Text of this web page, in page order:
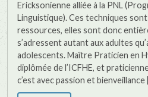
Ericksonienne alliée à la PNL
Linguistique). Ces techniques
ressources, elles sont donc
s’adressent autant aux adultes
adolescents. Maître Praticien en
diplômée de l’ICFHE, et
c’est avec passion et bienveillance